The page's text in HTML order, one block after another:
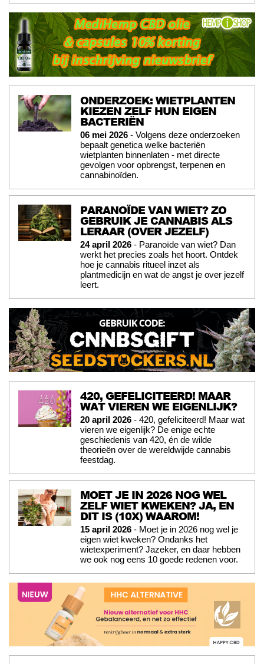
ONDERZOEK: WIETPLANTEN
KIEZEN ZELF HUN EIGEN
BACTERIËN
06 mei 2026 - Volgens deze onderzoeken
bepaalt genetica welke bacteriën
wietplanten binnenlaten - met directe
gevolgen voor opbrengst, terpenen en
cannabinoïden.
PARANOÏDE VAN WIET? ZO
GEBRUIK JE CANNABIS ALS
LERAAR (OVER JEZELF)
24 april 2026 - Paranoïde van wiet? Dan
werkt het precies zoals het hoort. Ontdek
hoe je cannabis ritueel inzet als
plantmedicijn en wat de angst je over jezelf
leert.
420, GEFELICITEERD! MAAR
WAT VIEREN WE EIGENLIJK?
20 april 2026 - 420, gefeliciteerd! Maar wat
vieren we eigenlijk? De enige echte
geschiedenis van 420, én de wilde
theorieën over de wereldwijde cannabis
feestdag.
MOET JE IN 2026 NOG WEL
ZELF WIET KWEKEN? JA, EN
DIT IS (10X) WAAROM!
15 april 2026 - Moet je in 2026 nog wel je
eigen wiet kweken? Ondanks het
wietexperiment? Jazeker, en daar hebben
we ook nog eens 10 goede redenen voor.